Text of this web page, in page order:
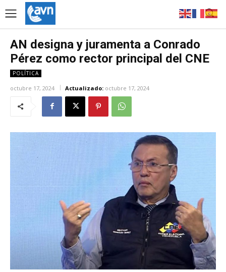
AN designa y juramenta a Conrado
Pérez como rector principal del CNE
POLÍTICA
octubre 17, 2024 Actualizado: octubre 17, 2024